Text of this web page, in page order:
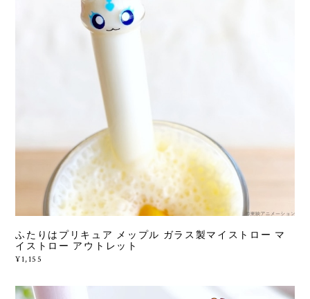
ふたりはプリキュア メップル ガラス製マイストロー マ
イストロー アウトレット
¥1,155